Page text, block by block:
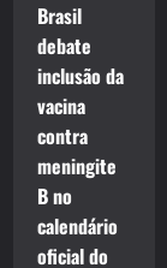
Brasil
debate
inclusão da
vacina
contra
meningite
B no
calendário
oficial do